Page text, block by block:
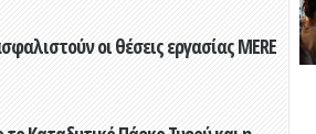
οι θέσεις εργασίας MERE